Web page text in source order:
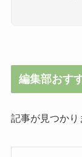
編集部おす
記事が見つかり